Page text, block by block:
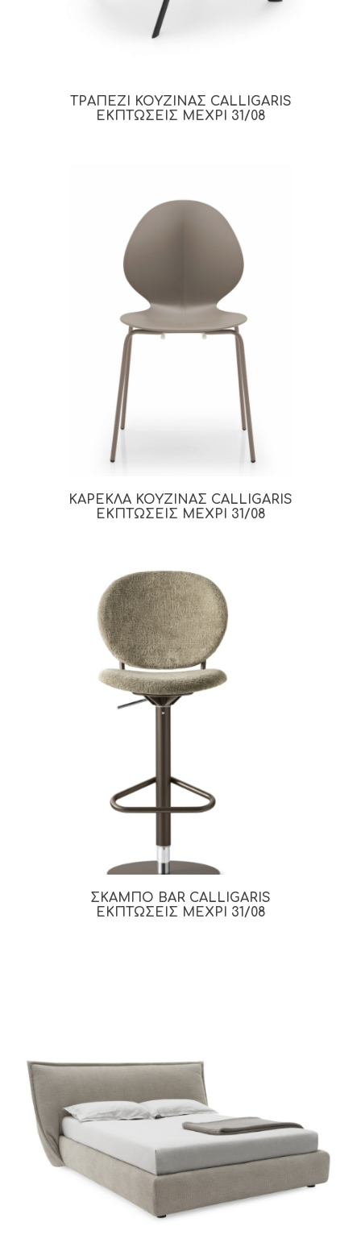
ΤΡΑΠΕΖΙ ΚΟΥΖΙΝΑΣ CALLIGARIS
ΕΚΠΤΩΣΕΙΣ ΜΕΧΡΙ 31/08
ΚΑΡΕΚΛΑ ΚΟΥΖΙΝΑΣ CALLIGARIS
ΕΚΠΤΩΣΕΙΣ ΜΕΧΡΙ 31/08
ΣΚΑΜΠΟ BAR CALLIGARIS
ΕΚΠΤΩΣΕΙΣ ΜΕΧΡΙ 31/08